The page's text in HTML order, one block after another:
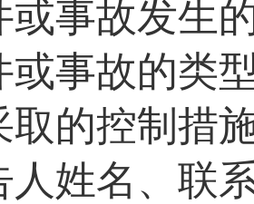
或事故发生
或事故的类
取的控制措
人姓名、联